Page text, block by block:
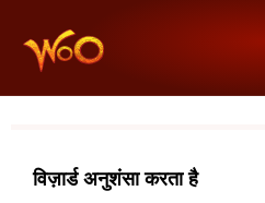
विज़ार्ड अनुशंसा करता है